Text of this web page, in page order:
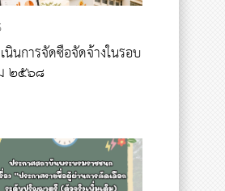
นินการจัดซื้อจัดจ้างในรอบ
๒๕๖๘